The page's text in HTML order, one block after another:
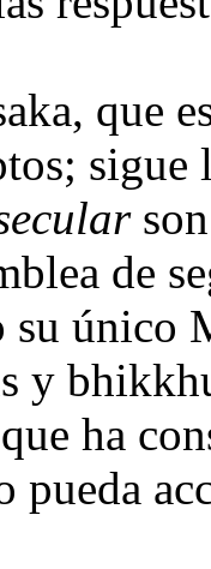
que
sigue
de
único
y
ha
pueda